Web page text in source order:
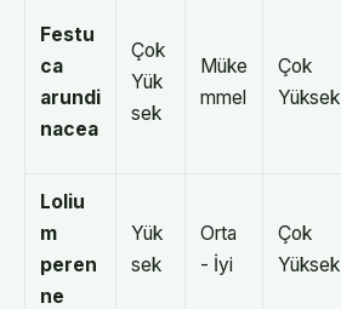
Festu
ca
arundi
nacea
Çok
Yük
sek
Müke
mmel
Çok
Yüksek
Loliu
m
peren
ne
Yük
sek
Orta
- İyi
Çok
Yüksek